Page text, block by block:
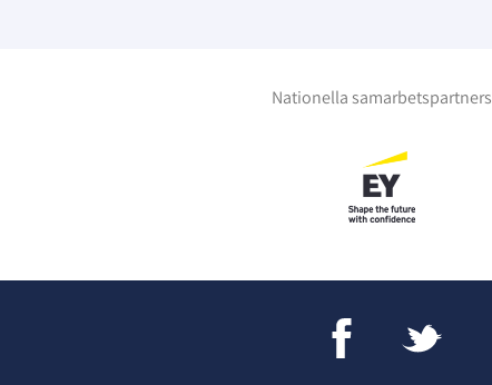
Nationella samarbetspartners